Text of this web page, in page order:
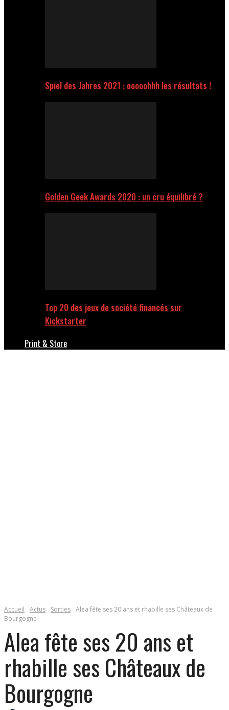
Spiel des Jahres 2021 : ooooohhh les résultats !
Golden Geek Awards 2020 : un cru équilibré ?
Top 20 des jeux de société financés sur
Kickstarter
Print & Store
Accueil Actus Sorties Alea fête ses 20 ans et rhabille ses Châteaux de
Bourgogne
Alea fête ses 20 ans et
rhabille ses Châteaux de
Bourgogne